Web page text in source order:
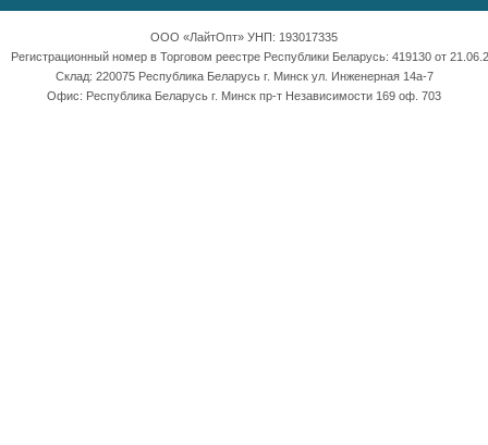
ООО «ЛайтОпт» УНП: 193017335
Регистрационный номер в Торговом реестре Республики Беларусь: 419130 от
Склад: 220075 Республика Беларусь г. Минск ул. Инженерная 14а-7
Офис: Республика Беларусь г. Минск пр-т Независимости 169 оф. 703